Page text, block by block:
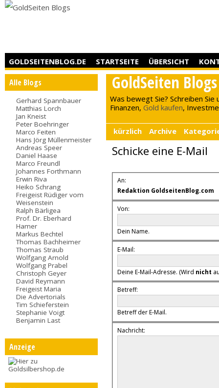
GOLDSEITENBLOG.DE STARTSEITE ÜBERSICHT
Alle Blogs
Gerhard Spannbauer
Matthias Lorch
Jan Kneist
Peter Boehringer
Marco Feiten
Hans Jörg Müllenmeister
Andreas Speer
Daniel Haase
Marco Freundl
Johannes Forthmann
Erwin Riva
Heiko Schrang
Freigeist Rüdiger vom
Weisenstein
Ralph Bärligea
Prof. Dr. Eberhard
Hamer
Markus Bechtel
Thomas Bachheimer
Thomas Straub
Wolfgang Arnold
Wolfgang Prabel
Christoph Geyer
David Reymann
Freigeist Maria
Die Advertorials
Tim Schieferstein
Stephanie Voigt
Benjamin Last
Anzeige
GoldSeiten Blogs
Was bewegt Sie? Schreiben Sie
Finanzen,Gold kaufen,
kürzlich Archive
Schicke eine E-Mail
An:
Redaktion GoldseitenBlog.com
Von:
Dein Name.
E-Mail:
Deine E-Mail-Adresse. (Wird nicht
Betreff:
Betreff der E-Mail.
Nachricht: